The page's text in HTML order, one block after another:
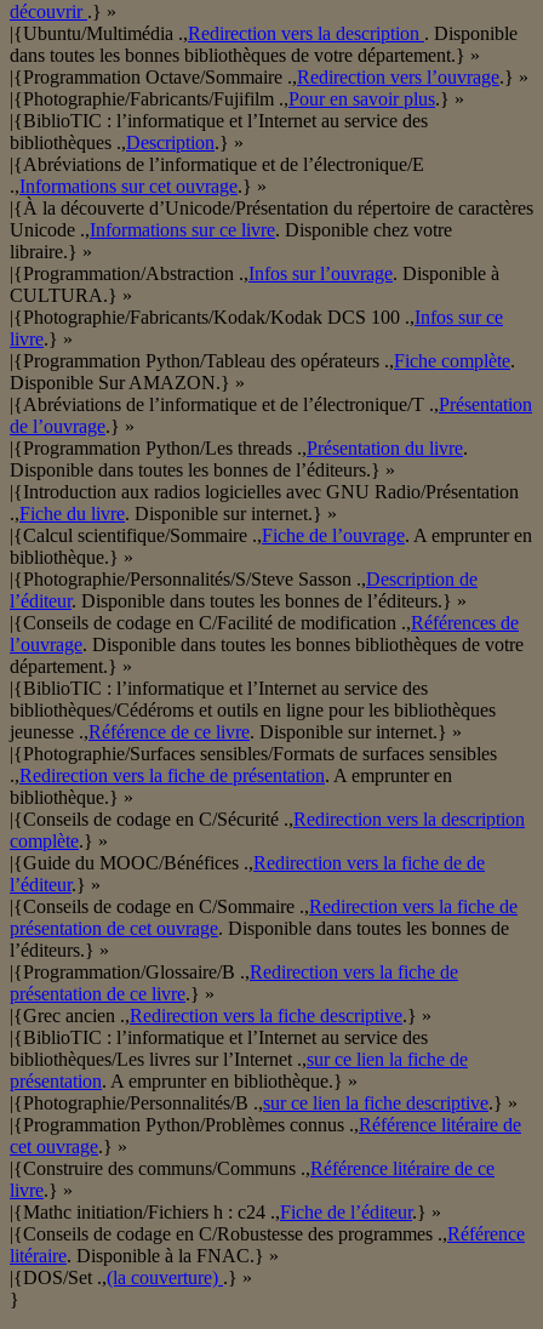
découvrir .} »
|{Ubuntu/Multimédia .,Redirection vers la description . Disponible
dans toutes les bonnes bibliothèques de votre département.} »
|{Programmation Octave/Sommaire .,Redirection vers l’ouvrage.} »
|{Photographie/Fabricants/Fujifilm .,Pour en savoir plus.} »
|{BiblioTIC : l’informatique et l’Internet au service des
bibliothèques .,Description.} »
|{Abréviations de l’informatique et de l’électronique/E
.,Informations sur cet ouvrage.} »
|{À la découverte d’Unicode/Présentation du répertoire de caractères
Unicode .,Informations sur ce livre. Disponible chez votre
libraire.} »
|{Programmation/Abstraction .,Infos sur l’ouvrage. Disponible à
CULTURA.} »
|{Photographie/Fabricants/Kodak/Kodak DCS 100 .,Infos sur ce
livre.} »
|{Programmation Python/Tableau des opérateurs .,Fiche complète.
Disponible Sur AMAZON.} »
|{Abréviations de l’informatique et de l’électronique/T .,Présentation
de l’ouvrage.} »
|{Programmation Python/Les threads .,Présentation du livre.
Disponible dans toutes les bonnes de l’éditeurs.} »
|{Introduction aux radios logicielles avec GNU Radio/Présentation
.,Fiche du livre. Disponible sur internet.} »
|{Calcul scientifique/Sommaire .,Fiche de l’ouvrage. A emprunter en
bibliothèque.} »
|{Photographie/Personnalités/S/Steve Sasson .,Description de
l’éditeur. Disponible dans toutes les bonnes de l’éditeurs.} »
|{Conseils de codage en C/Facilité de modification .,Références de
l’ouvrage. Disponible dans toutes les bonnes bibliothèques de votre
département.} »
|{BiblioTIC : l’informatique et l’Internet au service des
bibliothèques/Cédéroms et outils en ligne pour les bibliothèques
jeunesse .,Référence de ce livre. Disponible sur internet.} »
|{Photographie/Surfaces sensibles/Formats de surfaces sensibles
.,Redirection vers la fiche de présentation. A emprunter en
bibliothèque.} »
|{Conseils de codage en C/Sécurité .,Redirection vers la description
complète.} »
|{Guide du MOOC/Bénéfices .,Redirection vers la fiche de de
l’éditeur.} »
|{Conseils de codage en C/Sommaire .,Redirection vers la fiche de
présentation de cet ouvrage. Disponible dans toutes les bonnes de
l’éditeurs.} »
|{Programmation/Glossaire/B .,Redirection vers la fiche de
présentation de ce livre.} »
|{Grec ancien .,Redirection vers la fiche descriptive.} »
|{BiblioTIC : l’informatique et l’Internet au service des
bibliothèques/Les livres sur l’Internet .,sur ce lien la fiche de
présentation. A emprunter en bibliothèque.} »
|{Photographie/Personnalités/B .,sur ce lien la fiche descriptive.} »
|{Programmation Python/Problèmes connus .,Référence litéraire de
cet ouvrage.} »
|{Construire des communs/Communs .,Référence litéraire de ce
livre.} »
|{Mathc initiation/Fichiers h : c24 .,Fiche de l’éditeur.} »
|{Conseils de codage en C/Robustesse des programmes .,Référence
litéraire. Disponible à la FNAC.} »
|{DOS/Set .,(la couverture) .} »
}